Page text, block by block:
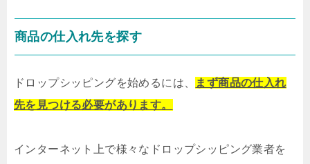
商品の仕入れ先を探す
ドロップシッピングを始めるには、
まず商品の仕入れ
先を見つける必要があります。
インターネット上で様々なドロップシッピング業者を